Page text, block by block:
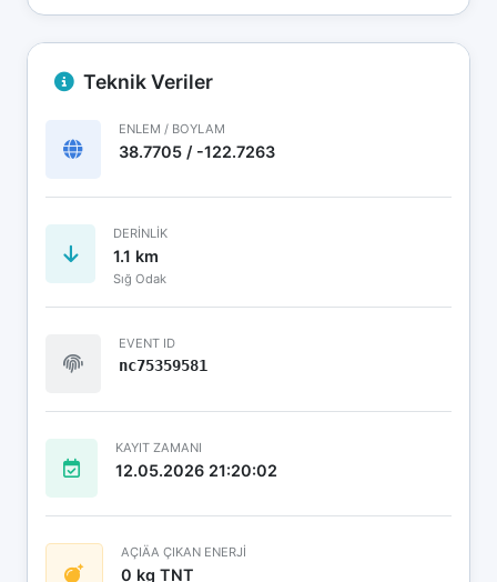
Teknik Veriler
ENLEM / BOYLAM
38.7705 / -122.7263
DERINLIK
1.1 km
Sığ Odak
EVENT ID
nc75359581
KAYIT ZAMANI
12.05.2026 21:20:02
AÇIÄA ÇIKAN ENERJİ
0 kg TNT